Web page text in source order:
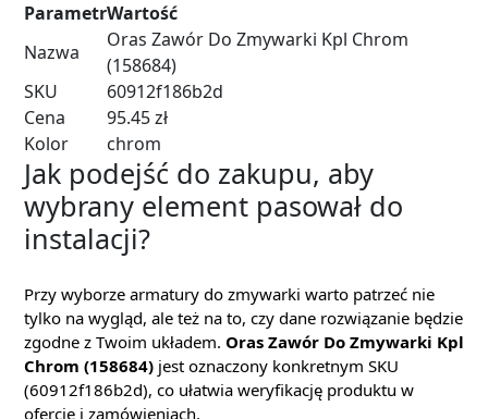
ParametrWartość
Nazwa
Oras Zawór Do Zmywarki Kpl Chrom
(158684)
SKU
60912f186b2d
Cena
95.45 zł
Kolor
chrom
Jak podejść do zakupu, aby
wybrany element pasował do
instalacji?
Przy wyborze armatury do zmywarki warto patrzeć nie
tylko na wygląd, ale też na to, czy dane rozwiązanie będzie
zgodne z Twoim układem. Oras Zawór Do Zmywarki Kpl
Chrom (158684) jest oznaczony konkretnym SKU
(60912f186b2d), co ułatwia weryfikację produktu w
ofercie i zamówieniach.